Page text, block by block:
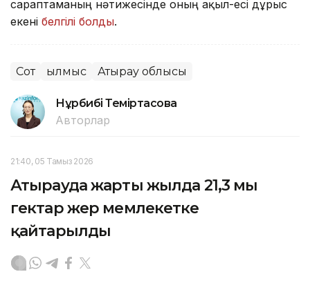
сараптаманың нәтижесінде оның ақыл-есі дұрыс
екені белгілі болды.
Сот Қылмыс Атырау облысы
Нұрбибі Теміртасова
Авторлар
21:40, 05 Тамыз 2026
Атырауда жарты жылда 21,3 мың
гектар жер мемлекетке
қайтарылды